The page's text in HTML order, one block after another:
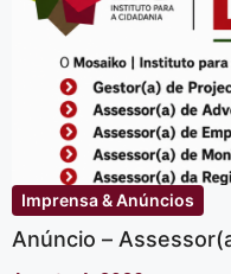
Imprensa & Anúncios
Anúncio –